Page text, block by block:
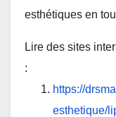
esthétiques en
Lire des sites
:
https://
esthetique/